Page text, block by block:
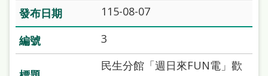
加
入
市
115-08-07
3
民生分館「週日來FUN電」歡